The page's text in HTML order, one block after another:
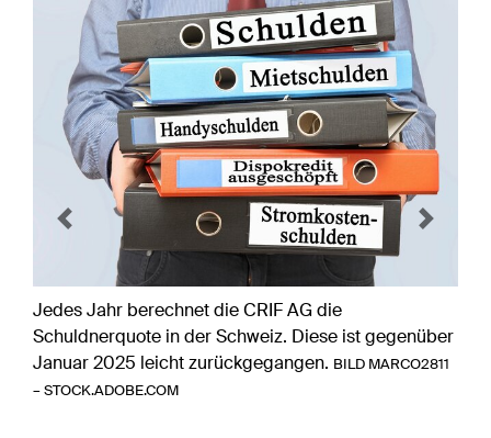
Jedes Jahr berechnet die CRIF AG die
Schuldnerquote in der Schweiz. Diese ist gegenüber
Januar 2025 leicht zurückgegangen. BILD MARCO2811
– STOCK.ADOBE.COM
Previous Next